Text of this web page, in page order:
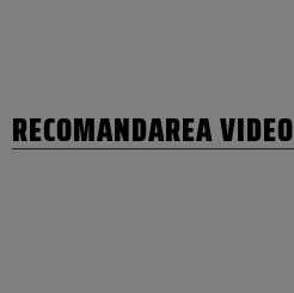
RECOMANDAREA VIDEO